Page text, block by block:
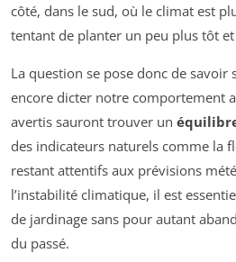
côté, dans le sud, où le climat est
tentant de planter un peu plus tôt et
La question se pose donc de
encore dicter notre comportement
avertis sauront trouver un
des indicateurs naturels comme la
restant attentifs aux prévisions
l’instabilité climatique, il est
de jardinage sans pour autant
du passé.